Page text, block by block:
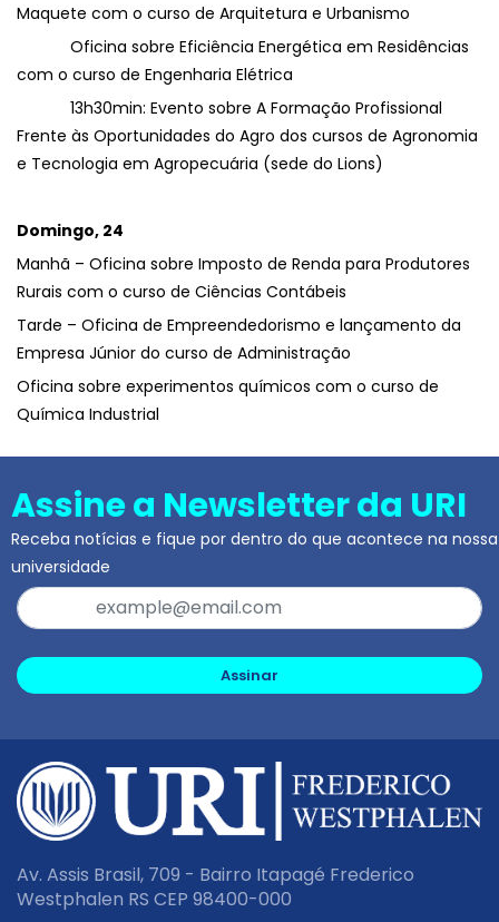
Maquete com o curso de Arquitetura e Urbanismo
Oficina sobre Eficiência Energética em Residências
com o curso de Engenharia Elétrica
13h30min: Evento sobre A Formação Profissional
Frente às Oportunidades do Agro dos cursos de Agronomia
e Tecnologia em Agropecuária (sede do Lions)
Domingo, 24
Manhã – Oficina sobre Imposto de Renda para Produtores
Rurais com o curso de Ciências Contábeis
Tarde – Oficina de Empreendedorismo e lançamento da
Empresa Júnior do curso de Administração
Oficina sobre experimentos químicos com o curso de
Química Industrial
Assine a Newsletter da URI
Receba notícias e fique por dentro do que acontece na nossa
universidade
Assinar
Av. Assis Brasil, 709 - Bairro Itapagé Frederico
Westphalen RS CEP 98400-000